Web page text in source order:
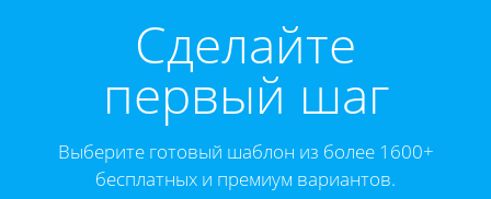
Cделайте
первый шаг
Выберите готовый шаблон из более 1600+
бесплатных и премиум вариантов.